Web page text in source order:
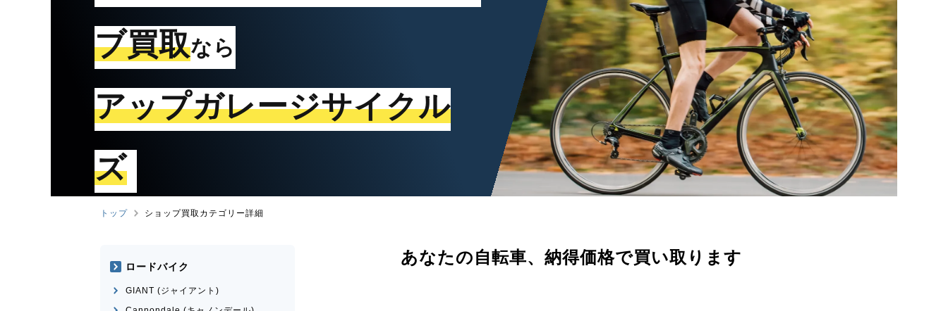
ブ買取なら
アップガレージサイクル
ズ
トップ ショップ買取カテゴリー詳細
あなたの自転車、 納得価格で買い取ります
ロードバイク
GIANT (ジャイアント)